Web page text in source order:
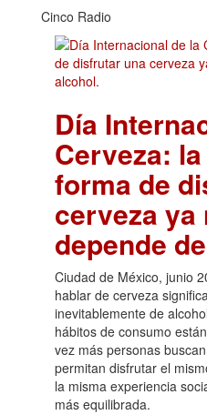
Cinco Radio
Día
Cerveza:
forma de
cerveza ya
depende
Ciudad de México, junio
hablar de cerveza
inevitablemente de
hábitos de consumo
vez más personas
permitan disfrutar el
la misma experiencia
más equilibrada.